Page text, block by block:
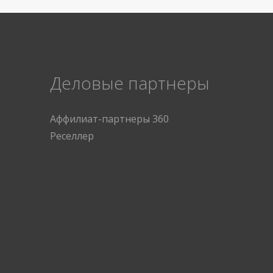
Деловые партнеры
Аффилиат-партнеры 360
Реселлер